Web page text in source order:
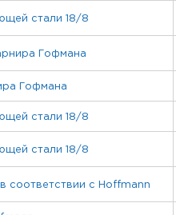
стали 18/8
Гофмана
Гофмана
стали 18/8
стали 18/8
соответствии с Hoffmann